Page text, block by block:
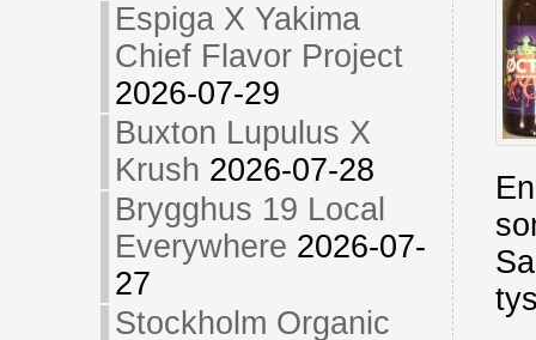
Espiga X Yakima
Chief Flavor Project
2026-07-29
Buxton Lupulus X
Krush 2026-07-28
Brygghus 19 Local
Everywhere 2026-07-
27
Stockholm Organic